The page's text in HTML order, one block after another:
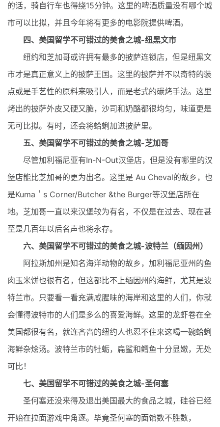
的话，骑自行车也得绕15分钟。这里的啤酒质量没有哪个城
市可以比拟，并且今年将有更多的电影院提供啤酒。
四、美国留学不可错过的美食之城-纽黑文市
纽约和芝加哥或许拥有最多的披萨连锁店，但是纽黑文
市才是真正意义上的披萨王国。这里的披萨并不以奇特的装
点或是手艺性的原料来吸引人，而是老式的碳烤手法。这里
烤出的披萨外皮又硬又脆，沙司和奶酪都很均匀，味道更是
无可比拟。有时，还会将蛤蜊加进披萨里。
五、美国留学不可错过的美食之城-芝加哥
尽管加利福尼亚有In-N-Out汉堡店，但是没有哪里的汉
堡店能比芝加哥的更为出名。这里是 Au Cheval的故乡，也
是Kuma＇s Corner/Butcher &the Burger等汉堡店所在
地。芝加哥一直以来汉堡较为有名，不仅是在过去、现在甚
至是几百年以后名声也将永存。
六、美国留学不可错过的美食之城-波特兰（缅因州）
阿拉斯加州是知名海洋动物的故乡，加利福尼亚州的鱼
肉玉米饼也很有名，但这都比不上缅因州的海鲜，尤其是波
特兰市。只要看一看充满咸腥味的海岸和这里的人们，你就
会懂得波特市的人们是多么的喜爱海鲜。这里的龙虾卷在全
美国都很有名，就连吝啬的纽约人也忍不住来这喝一碗蛤蜊
海鲜杂烩汤。波特兰市的牡蛎，扁鲨和鳕鱼十分显嫩，无处
可比！
七、美国留学不可错过的美食之城-圣何塞
圣何塞还没来得及退出美国最大的食品之城，硅谷已经
开始在拉面游戏中角逐。毕竟圣何塞的面馆数不胜数，